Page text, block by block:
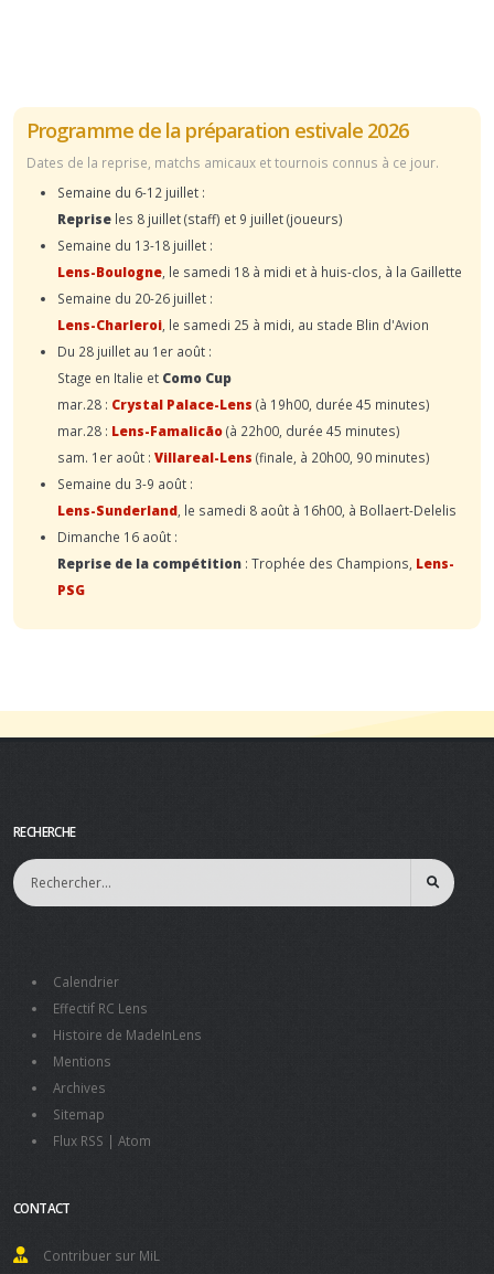
Programme de la préparation estivale 2026
Dates de la reprise, matchs amicaux et tournois connus à ce jour.
Semaine du 6-12 juillet :
Reprise les 8 juillet (staff) et 9 juillet (joueurs)
Semaine du 13-18 juillet :
Lens-Boulogne , le samedi 18 à midi et à huis-clos, à la Gaillette
Semaine du 20-26 juillet :
Lens-Charleroi , le samedi 25 à midi, au stade Blin d'Avion
Du 28 juillet au 1er août :
Stage en Italie et Como Cup
mar.28 : Crystal Palace-Lens (à 19h00, durée 45 minutes)
mar.28 : Lens-Famalicão(à 22h00, durée 45 minutes)
sam. 1er août : Villareal-Lens (finale, à 20h00, 90 minutes)
Semaine du 3-9 août :
Lens-Sunderland , le samedi 8 août à 16h00, à Bollaert-Delelis
Dimanche 16 août :
Reprise de la compétition : Trophée des Champions, Lens-
PSG
RECHERCHE
Calendrier
Effectif RC Lens
Histoire de MadeInLens
Mentions
Archives
Sitemap
Flux RSS | Atom
CONTACT
Contribuer sur MiL